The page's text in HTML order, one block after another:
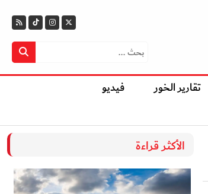
تقارير الخور
فيديو
الأكثر قراءة